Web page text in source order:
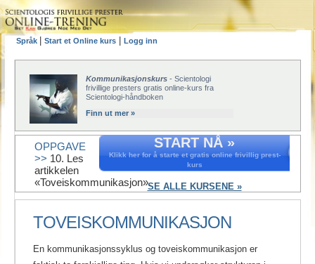
Språk Start et Online kurs Logg inn
Kommunikasjonskurs - Scientologi
frivillige presters gratis online-kurs fra
Scientologi-håndboken
Finn ut mer »
START NÅ »
Klikk her for å starte et gratis online frivillig prest-
kurs
SE ALLE KURSENE »
OPPGAVE
>> 10. Les
artikkelen
«Toveiskommunikasjon».
TOVEISKOMMUNIKASJON
En kommunikasjonssyklus og toveiskommunikasjon er